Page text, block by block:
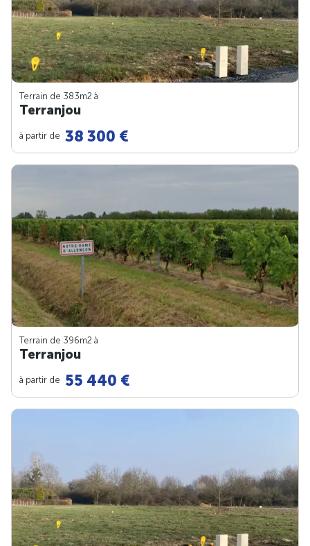
Terrain de 383m2 à
Terranjou
à partir de 38 300 €
Terrain de 396m2 à
Terranjou
à partir de 55 440 €